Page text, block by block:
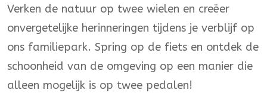
Verken de natuur op twee wielen en creëer
onvergetelijke herinneringen tijdens je verblijf op
ons familiepark. Spring op de fiets en ontdek de
schoonheid van de omgeving op een manier die
alleen mogelijk is op twee pedalen!